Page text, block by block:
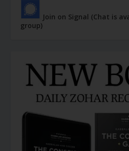
Join on Signal (Chat is
group)